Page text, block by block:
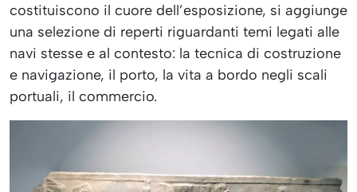
costituiscono il cuore dell’esposizione, si aggiunge
una selezione di reperti riguardanti temi legati alle
navi stesse e al contesto: la tecnica di costruzione
e navigazione, il porto, la vita a bordo negli scali
portuali, il commercio.